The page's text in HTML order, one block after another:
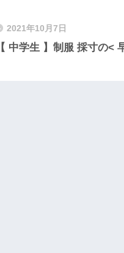
2021年10月7日
【 中学生 】制服 採寸の<